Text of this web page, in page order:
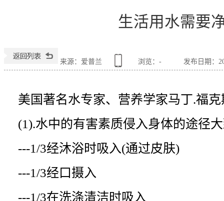
生活用水需要
来源：爱普兰 浏览： - 发布日期：
美国著名水专家、营养学家马丁.福
(1).水中的有害素质侵入身体的途径
---1/3经沐浴时吸入(通过皮肤)
---1/3经口摄入
---1/3在洗涤清洁时吸入